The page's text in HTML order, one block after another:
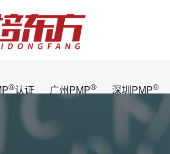
®认证 广州PMP® 深圳PMP®